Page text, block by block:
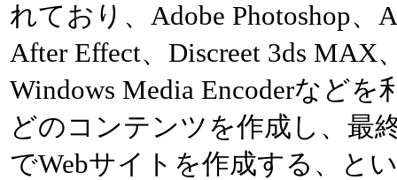
れており、Adobe Photoshop、
After Effect、Discreet 3ds MAX
Windows Media Encoderなど
どのコンテンツを作成し、最
でWebサイトを作成する、と